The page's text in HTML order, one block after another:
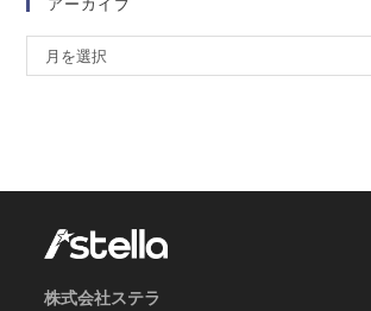
月を選択
株式会社ステラ